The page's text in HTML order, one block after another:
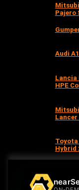
Pajero
Audi A1
Lancia
HPE
Lancer
Toyota
Hybrid